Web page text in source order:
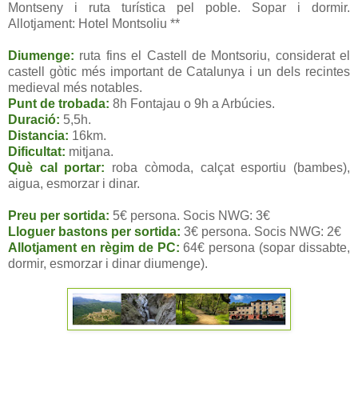
Montseny i ruta turística pel poble. Sopar i dormir.
Allotjament: Hotel Montsoliu **
Diumenge: ruta fins el Castell de Montsoriu, considerat el
castell gòtic més important de Catalunya i un dels recintes
medieval més notables.
Punt de trobada: 8h Fontajau o 9h a Arbúcies.
Duració: 5,5h.
Distancia: 16km.
Dificultat: mitjana.
Què cal portar: roba còmoda, calçat esportiu (bambes),
aigua, esmorzar i dinar.
Preu per sortida: 5€ persona. Socis NWG: 3€
Lloguer bastons per sortida: 3€ persona. Socis NWG: 2€
Allotjament en règim de PC:64€ persona (sopar dissabte,
dormir, esmorzar i dinar diumenge).